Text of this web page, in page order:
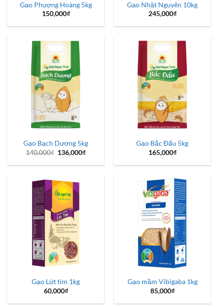
Gạo Phượng Hoàng 5kg
150,000₫
Gạo Nhật Nguyên 10kg
245,000₫
Gạo Bạch Dương 5kg
140,000₫ Giá
là:
136,000₫Giá
tại
Gạo Bắc Đẩu 5kg
165,000₫
Gạo Lứt tím 1kg
60,000₫
Gạo mầm Vibigaba 1kg
85,000₫